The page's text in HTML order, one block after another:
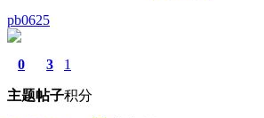
pb0625
0
主题
3
帖子
1
积分